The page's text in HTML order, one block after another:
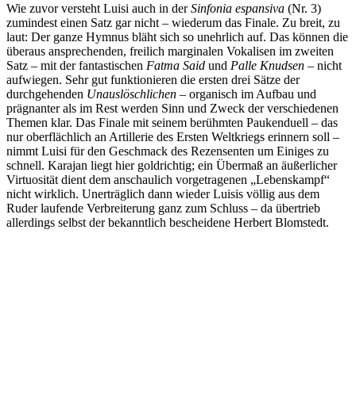
Wie zuvor versteht Luisi auch in derSinfonia espansiva (Nr. 3)
zumindest einen Satz gar nicht – wiederum das Finale. Zu breit, zu
laut: Der ganze Hymnus bläht sich so unehrlich auf. Das können die
überaus ansprechenden, freilich marginalen Vokalisen im zweiten
Satz – mit der fantastischen Fatma Said und Palle Knudsen – nicht
aufwiegen. Sehr gut funktionieren die ersten drei Sätze der
durchgehenden Unauslöschlichen – organisch im Aufbau und
prägnanter als im Rest werden Sinn und Zweck der verschiedenen
Themen klar. Das Finale mit seinem berühmten Paukenduell – das
nur oberflächlich an Artillerie des Ersten Weltkriegs erinnern soll –
nimmt Luisi für den Geschmack des Rezensenten um Einiges zu
schnell. Karajan liegt hier goldrichtig; ein Übermaß an äußerlicher
Virtuosität dient dem anschaulich vorgetragenen „Lebenskampf“
nicht wirklich. Unerträglich dann wieder Luisis völlig aus dem
Ruder laufende Verbreiterung ganz zum Schluss – da übertrieb
allerdings selbst der bekanntlich bescheidene Herbert Blomstedt.